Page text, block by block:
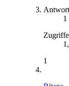
1
Zugriffe
1